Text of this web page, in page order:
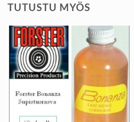
TUTUSTU MYÖS